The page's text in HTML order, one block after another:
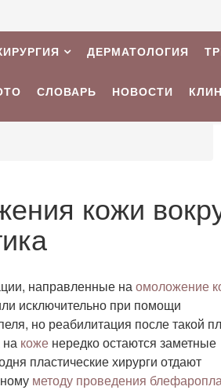
ДЕРМАТОЛОГИЯ
СЛОВАРЬ НОВОСТИ
кожи
направленные наомоложение
исключительно при помощи
но реабилитация после такой
на коже нередко остаются заметные
пластические хирурги отдают
методу проведения